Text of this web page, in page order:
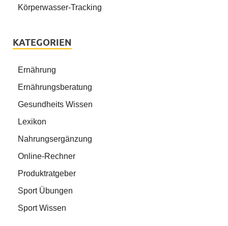
Körperwasser-Tracking
KATEGORIEN
Ernährung
Ernährungsberatung
Gesundheits Wissen
Lexikon
Nahrungsergänzung
Online-Rechner
Produktratgeber
Sport Übungen
Sport Wissen